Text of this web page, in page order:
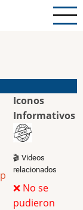
Iconos
Informativos
🎬 Videos
relacionados
❌ No se
pudieron